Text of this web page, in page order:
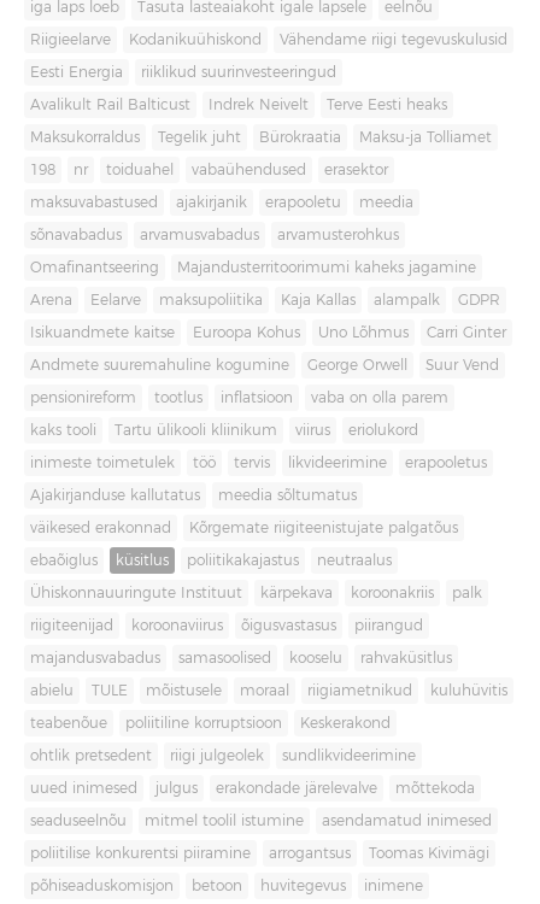
iga laps loeb Tasuta lasteaiakoht igale lapsele eelnõu
Riigieelarve Kodanikuühiskond Vähendame riigi tegevuskulusid
Eesti Energia riiklikud suurinvesteeringud
Avalikult Rail Balticust Indrek Neivelt Terve Eesti heaks
Maksukorraldus Tegelik juht Bürokraatia Maksu-ja Tolliamet
198 nr toiduahel vabaühendused erasektor
maksuvabastused ajakirjanik erapooletu meedia
sõnavabadus arvamusvabadus arvamusterohkus
Omafinantseering Majandusterritoorimumi kaheks jagamine
Arena Eelarve maksupoliitika Kaja Kallas alampalk GDPR
Isikuandmete kaitse Euroopa Kohus Uno Lõhmus Carri Ginter
Andmete suuremahuline kogumine George Orwell Suur Vend
pensionireform tootlus inflatsioon vaba on olla parem
kaks tooli Tartu ülikooli kliinikum viirus eriolukord
inimeste toimetulek töö tervis likvideerimine erapooletus
Ajakirjanduse kallutatus meedia sõltumatus
väikesed erakonnad Kõrgemate riigiteenistujate palgatõus
ebaõiglus küsitlus poliitikakajastus neutraalus
Ühiskonnauuringute Instituut kärpekava koroonakriis palk
riigiteenijad koroonaviirus õigusvastasus piirangud
majandusvabadus samasoolised kooselu rahvaküsitlus
abielu TULE mõistusele moraal riigiametnikud kuluhüvitis
teabenõue poliitiline korruptsioon Keskerakond
ohtlik pretsedent riigi julgeolek sundlikvideerimine
uued inimesed julgus erakondade järelevalve mõttekoda
seaduseelnõu mitmel toolil istumine asendamatud inimesed
poliitilise konkurentsi piiramine arrogantsus Toomas Kivimägi
põhiseaduskomisjon betoon huvitegevus inimene